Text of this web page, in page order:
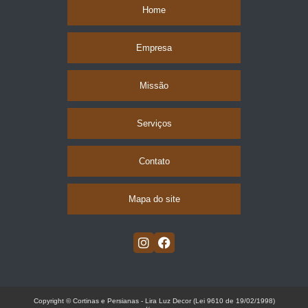
Home
Empresa
Missão
Serviços
Contato
Mapa do site
Copyright © Cortinas e Persianas - Lira Luz Decor (Lei 9610 de 19/02/1998)